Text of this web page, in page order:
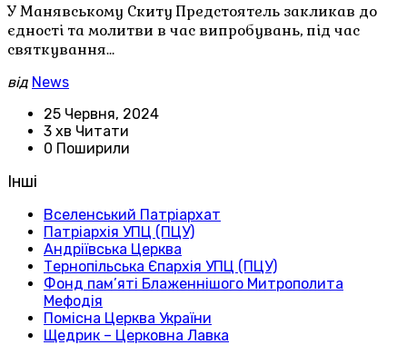
У Манявському Скиту Предстоятель закликав до
єдності та молитви в час випробувань, під час
святкування…
від News
25 Червня, 2024
3 хв Читати
0 Поширили
Інші
Вселенський Патріархат
Патріархія УПЦ (ПЦУ)
Андріївська Церква
Тернопільська Єпархія УПЦ (ПЦУ)
Фонд пам’яті Блаженнішого Митрополита
Мефодія
Помісна Церква України
Щедрик – Церковна Лавка